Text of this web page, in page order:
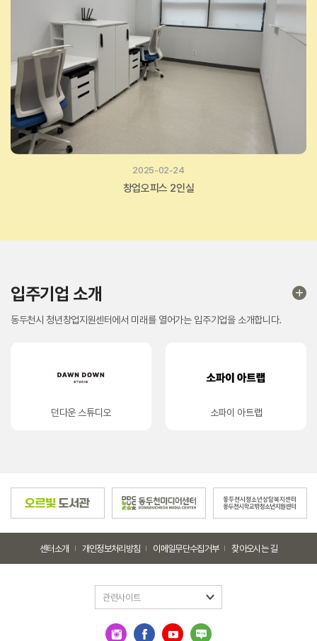
공유오피스 (1인석)
입주기업 소개
동두천시 청년창업지원센터에서 미래를 열어가는 입주기업을 소개합니다.
소파이 아트랩
센터소개 개인정보처리방침 이메일무단수집거부 찾아오시는 길
관련사이트